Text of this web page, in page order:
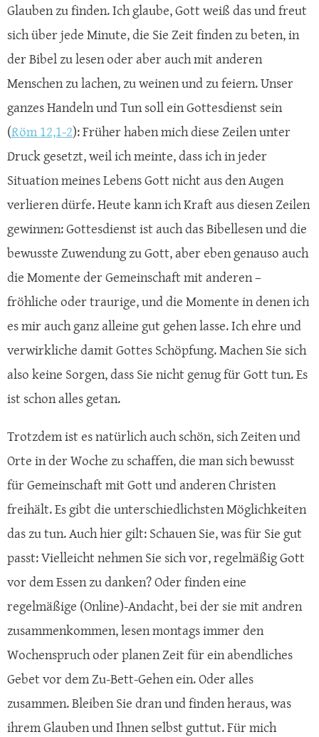
Glauben zu finden. Ich glaube, Gott weiß das und freut
sich über jede Minute, die Sie Zeit finden zu beten, in
der Bibel zu lesen oder aber auch mit anderen
Menschen zu lachen, zu weinen und zu feiern. Unser
ganzes Handeln und Tun soll ein Gottesdienst sein
(Röm 12,1-2): Früher haben mich diese Zeilen unter
Druck gesetzt, weil ich meinte, dass ich in jeder
Situation meines Lebens Gott nicht aus den Augen
verlieren dürfe. Heute kann ich Kraft aus diesen Zeilen
gewinnen: Gottesdienst ist auch das Bibellesen und die
bewusste Zuwendung zu Gott, aber eben genauso auch
die Momente der Gemeinschaft mit anderen –
fröhliche oder traurige, und die Momente in denen ich
es mir auch ganz alleine gut gehen lasse. Ich ehre und
verwirkliche damit Gottes Schöpfung. Machen Sie sich
also keine Sorgen, dass Sie nicht genug für Gott tun. Es
ist schon alles getan.
Trotzdem ist es natürlich auch schön, sich Zeiten und
Orte in der Woche zu schaffen, die man sich bewusst
für Gemeinschaft mit Gott und anderen Christen
freihält. Es gibt die unterschiedlichsten Möglichkeiten
das zu tun. Auch hier gilt: Schauen Sie, was für Sie gut
passt: Vielleicht nehmen Sie sich vor, regelmäßig Gott
vor dem Essen zu danken? Oder finden eine
regelmäßige (Online)-Andacht, bei der sie mit andren
zusammenkommen, lesen montags immer den
Wochenspruch oder planen Zeit für ein abendliches
Gebet vor dem Zu-Bett-Gehen ein. Oder alles
zusammen. Bleiben Sie dran und finden heraus, was
ihrem Glauben und Ihnen selbst guttut. Für mich